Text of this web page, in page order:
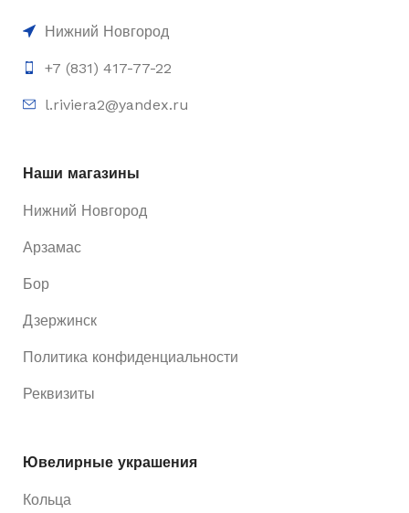
Нижний Новгород
+7 (831) 417-77-22
l.riviera2@yandex.ru
Наши магазины
Нижний Новгород
Арзамас
Бор
Дзержинск
Политика конфиденциальности
Реквизиты
Ювелирные украшения
Кольца